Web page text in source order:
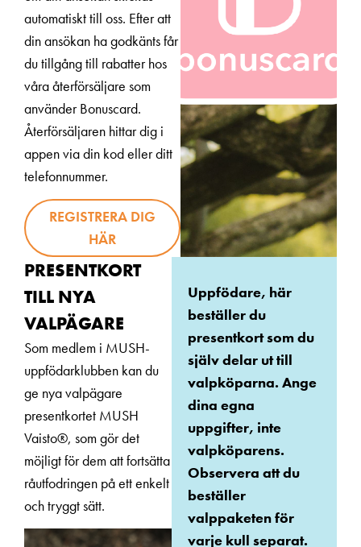
automatiskt till oss. Efter att
din ansökan ha godkänts får
du tillgång till rabatter hos
våra återförsäljare som
använder Bonuscard.
Återförsäljaren hittar dig i
appen via din kod eller ditt
telefonnummer.
REGISTRERA DIG
HÄR
PRESENTKORT
TILL NYA
VALPÄGARE
Som medlem i MUSH-
uppfödarklubben kan du
ge nya valpägare
presentkortet MUSH
Vaisto®, som gör det
möjligt för dem att fortsätta
råutfodringen på ett enkelt
och tryggt sätt.
Uppfödare, här
beställer du
presentkort som du
själv delar ut till
valpköparna. Ange
dina egna
uppgifter, inte
valpköparens.
Observera att du
beställer
valppaketen för
varje kull separat.